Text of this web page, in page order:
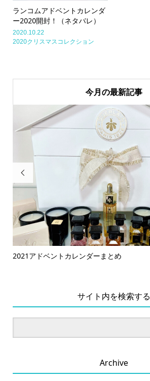
ランコムアドベントカレンダ
ー2020開封！（ネタバレ）
2020.10.22
2020クリスマスコレクション
今月の最新記事

2021アドベントカレンダーまとめ
サイト内を検索する
Archive